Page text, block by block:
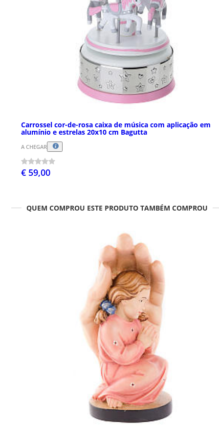
Carrossel cor-de-rosa caixa de música com aplicação em
alumínio e estrelas 20x10 cm Bagutta
A CHEGAR
€ 59,00
QUEM COMPROU ESTE PRODUTO TAMBÉM COMPROU